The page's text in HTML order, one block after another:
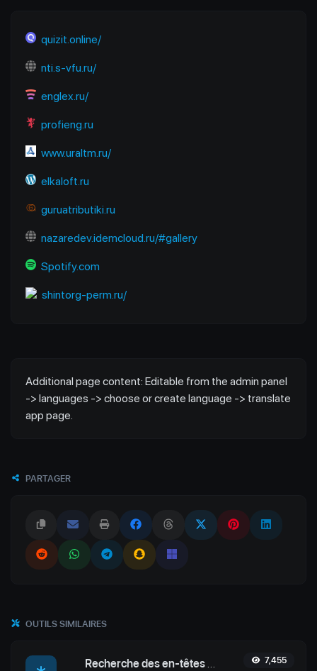
quizit.online/
nti.s-vfu.ru/
englex.ru/
profieng.ru
www.uraltm.ru/
elkaloft.ru
guruatributiki.ru
nazaredev.idemcloud.ru/#gallery
Spotify.com
shintorg-perm.ru/
Additional page content: Editable from the admin panel
-> languages -> choose or create language -> translate
app page.
PARTAGER
OUTILS SIMILAIRES
7,455